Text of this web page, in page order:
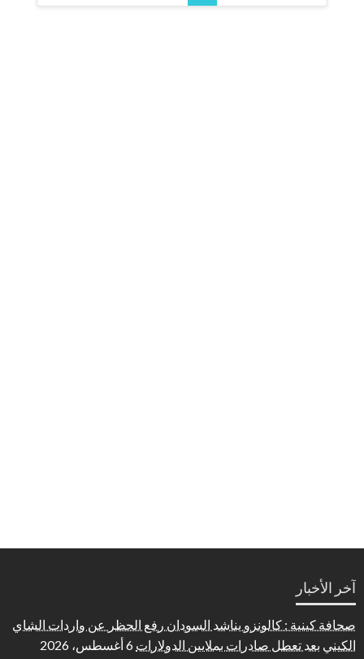
آخر الأخبار
صحافة كينية : كالونزو يناشد السودان رفع الحظر عن واردات الشاي
الكيني بعد تعطل صادرات بملايين الدولارات 6 أغسطس، 2026